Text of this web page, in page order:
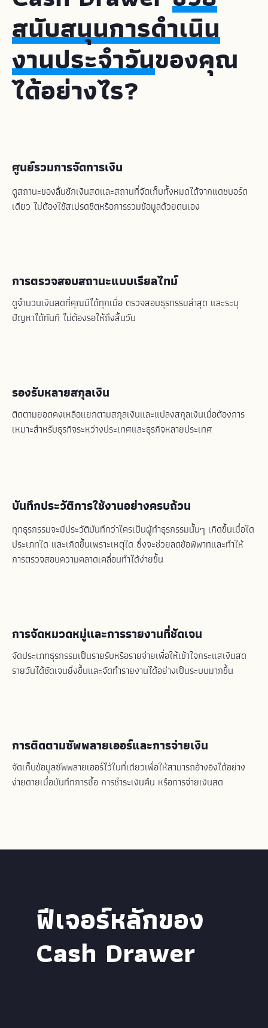
สนับสนุนการดำเนิน
งานประจำวันของคุณ
ได้อย่างไร?
ศูนย์รวมการจัดการเงิน
ดูสถานะของลิ้นชักเงินสดและสถานที่จัดเก็บทั้งหมดได้จากแดชบอร์ด
เดียว ไม่ต้องใช้สเปรดชีตหรือการรวมข้อมูลด้วยตนเอง
การตรวจสอบสถานะแบบเรียลไทม์
ดูจำนวนเงินสดที่คุณมีได้ทุกเมื่อ ตรวจสอบธุรกรรมล่าสุด และระบุ
ปัญหาได้ทันที ไม่ต้องรอให้ถึงสิ้นวัน
รองรับหลายสกุลเงิน
ติดตามยอดคงเหลือแยกตามสกุลเงินและแปลงสกุลเงินเมื่อต้องการ
เหมาะสำหรับธุรกิจระหว่างประเทศและธุรกิจหลายประเทศ
บันทึกประวัติการใช้งานอย่างครบถ้วน
ทุกธุรกรรมจะมีประวัติบันทึกว่าใครเป็นผู้ทำธุรกรรมนั้นๆ เกิดขึ้นเมื่อใด
ประเภทใด และเกิดขึ้นเพราะเหตุใด ซึ่งจะช่วยลดข้อพิพาทและทำให้
การตรวจสอบความคลาดเคลื่อนทำได้ง่ายขึ้น
การจัดหมวดหมู่และการรายงานที่ชัดเจน
จัดประเภทธุรกรรมเป็นรายรับหรือรายจ่ายเพื่อให้เข้าใจกระแสเงินสด
รายวันได้ชัดเจนยิ่งขึ้นและจัดทำรายงานได้อย่างเป็นระบบมากขึ้น
การติดตามซัพพลายเออร์และการจ่ายเงิน
จัดเก็บข้อมูลซัพพลายเออร์ไว้ในที่เดียวเพื่อให้สามารถอ้างอิงได้อย่าง
ง่ายดายเมื่อบันทึกการซื้อ การชำระเงินคืน หรือการจ่ายเงินสด
ฟีเจอร์หลักของ
Cash Drawer